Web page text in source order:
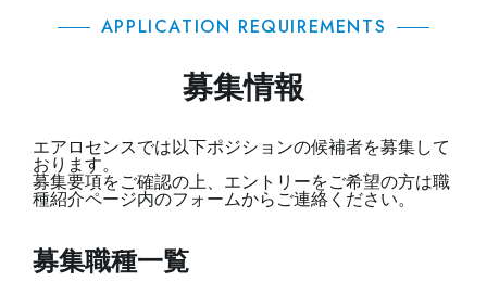
APPLICATION REQUIREMENTS
募集情報
エアロセンスでは以下ポジションの候補者を募集して
おります。
募集要項をご確認の上、エントリーをご希望の方は職
種紹介ページ内のフォームからご連絡ください。
募集職種一覧